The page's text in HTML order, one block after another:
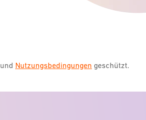
und Nutzungsbedingungen geschützt.